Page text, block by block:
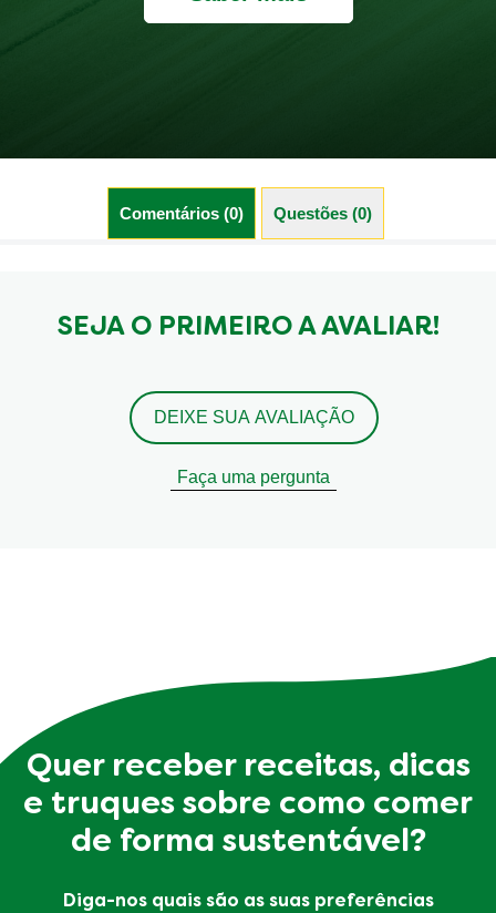
Comentários (0) Questões (0)
SEJA O PRIMEIRO A AVALIAR!
DEIXE SUA AVALIAÇÃO
Faça uma pergunta
Quer receber receitas, dicas
e truques sobre como comer
de forma sustentável?
Diga-nos quais são as suas preferências